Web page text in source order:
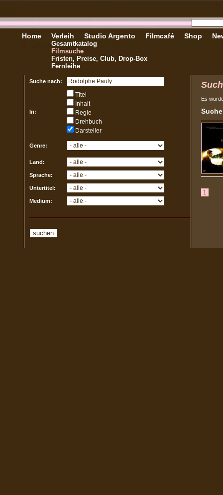
Home Verleih
Gesamtkatalog
Filmsuche
Fristen, Preise, Club, Drop-Box
Fernleihe
Studio Argento Filmcafé Shop
Suche nach:
In:
Titel
Inhalt
Regie
Drehbuch
Darsteller
Genre:
Land:
Sprache:
Untertitel:
Medium:
Es
1